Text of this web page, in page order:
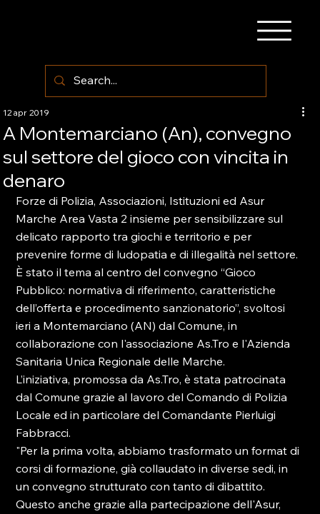
A Montemarciano (An), convegno
sul settore del gioco con vincita in
denaro
12 apr 2019
Forze di Polizia, Associazioni, Istituzioni ed Asur
Marche Area Vasta 2 insieme per sensibilizzare sul
delicato rapporto tra giochi e territorio e per
prevenire forme di ludopatia e di illegalità nel settore.
È stato il tema al centro del convegno “Gioco
Pubblico: normativa di riferimento, caratteristiche
dell’offerta e procedimento sanzionatorio”, svoltosi
ieri a Montemarciano (AN) dal Comune, in
collaborazione con l'associazione As.Tro e l'Azienda
Sanitaria Unica Regionale delle Marche.
L’iniziativa, promossa da As.Tro, è stata patrocinata
dal Comune grazie al lavoro del Comando di Polizia
Locale ed in particolare del Comandante Pierluigi
Fabbracci.
"Per la prima volta, abbiamo trasformato un format di
corsi di formazione, già collaudato in diverse sedi, in
un convegno strutturato con tanto di dibattito.
Questo anche grazie alla partecipazione dell'Asur,